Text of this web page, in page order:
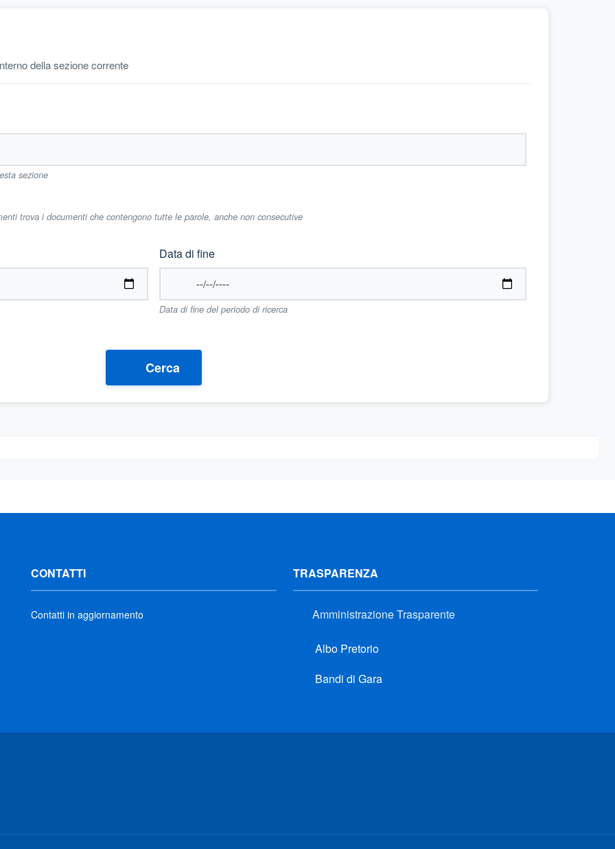
della sezione corrente
sezione
trova i documenti che contengono tutte le parole, anche non consecutive
Data di fine
Data di fine del periodo di ricerca
Cerca
CONTATTI
Contatti in aggiornamento
TRASPARENZA
Amministrazione Trasparente
Albo Pretorio
Bandi di Gara